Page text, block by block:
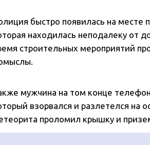
быстро появилась на месте
находилась неподалеку от
строительных мероприятий
мужчина на том конце
взорвался и разлетелся на
проломил крышку и